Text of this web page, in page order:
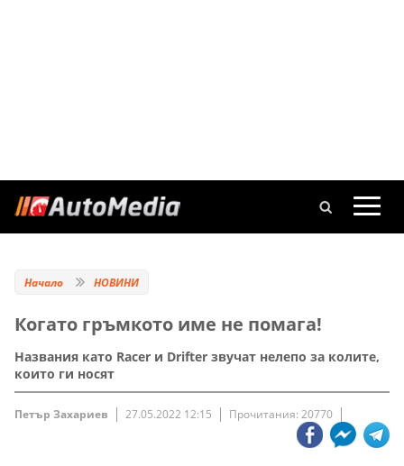
Начало НОВИНИ
Когато гръмкото име не помага!
Названия като Racer и Drifter звучат нелепо за колите,
които ги носят
Петър Захариев 27.05.2022 12:15 Прочитания: 20770